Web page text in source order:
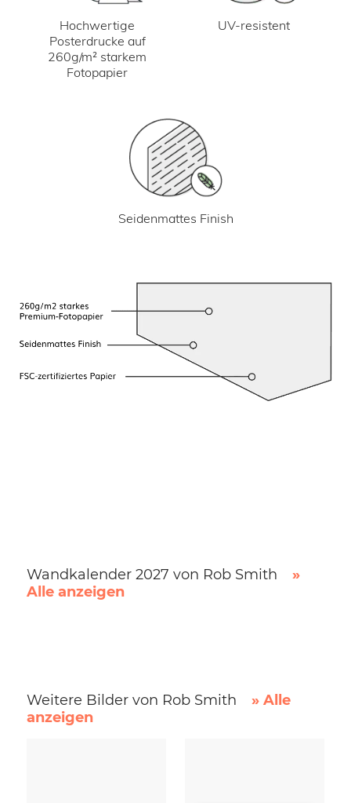
Hochwertige
Posterdrucke auf
260g/m² starkem
Fotopapier
UV-resistent
Seidenmattes Finish
Wandkalender 2027 von Rob Smith
»
Alle anzeigen
Weitere Bilder von Rob Smith
» Alle
anzeigen